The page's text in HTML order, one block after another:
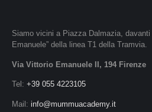
Siamo vicini a Piazza Dalmazia, davanti
Emanuele” della linea T1 della Tramvia.
Via Vittorio Emanuele II, 194 Firenze
Tel: +39 055 4223105
Mail: info@mummuacademy.it